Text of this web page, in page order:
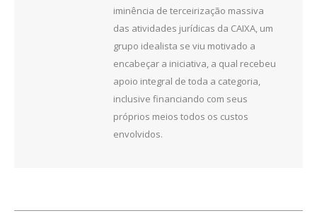
iminência de terceirização massiva
das atividades jurídicas da CAIXA, um
grupo idealista se viu motivado a
encabeçar a iniciativa, a qual recebeu
apoio integral de toda a categoria,
inclusive financiando com seus
próprios meios todos os custos
envolvidos.